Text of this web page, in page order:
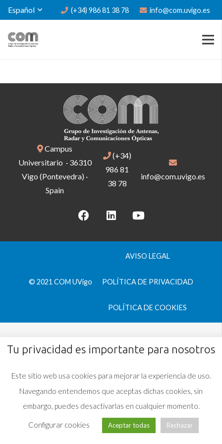
Español (+34) 986 81 38 78 info@com.uvigo.es
Campus
Universitario · 36310
Vigo (Pontevedra) ·
Spain
(+34)
986 81
38 78
info@com.uvigo.es
© 2021 COM UVigo
AVISO LEGAL
POLÍTICA DE PRIVACIDAD
POLÍTICA DE COOKIES
Tu privacidad es importante para nosotros
Este sitio web usa cookies para mejorar la experiencia de uso.
Navegando entendemos que aceptas dichas cookies, sin
embargo, puedes desactivarlas en cualquier momento.
Configurar cookies Aceptar todas Rechazar